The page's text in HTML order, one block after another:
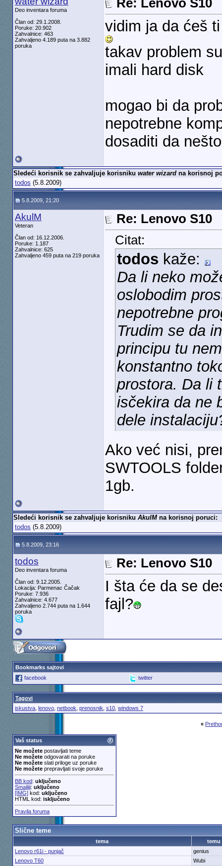
Deo inventara foruma
Član od: 29.1.2008.
Poruke: 20.902
Zahvalnice: 463
Zahvaljeno 4.189 puta na 3.882
poruka
Re: Lenovo S10
vidim ja da ćeš
takav problem
imali hard disk
mogao bi da
nepotrebne
dosaditi da
Sledeći korisnik se zahvaljuje korisniku water wizardna korisnoj
todos (5.8.2009)
5.8.2009, 21:20
AkulM
Veteran
Član od: 16.12.2006.
Poruke: 1.187
Zahvalnice: 625
Zahvaljeno 459 puta na 219 poruka
Re: Lenovo S10
Citat:
todos kaže:
Da li neko
oslobodim
nepotrebne
Trudim se da
principu tu
konstantno
prostora. Da li
isčekira da ne
dele
Ako već nisi,
SWTOOLS
1gb.
Sledeći korisnik se zahvaljuje korisniku AkulMna korisnoj poruci:
todos (5.8.2009)
5.8.2009, 23:16
todos
Deo inventara foruma
Član od: 9.12.2005.
Lokacija: Parmenac Čačak
Poruke: 7.936
Zahvalnice: 4.677
Zahvaljeno 2.744 puta na 1.644
poruka
Re: Lenovo S10
I šta će da se
fajl?
Bookmarks sajtovi
facebook
twitter
Tagovi
iskustva, lenovo, netbook prenosnik s10, windows 7
«
Vaš status
Ne možetepostavljati teme
Ne možeteodgovarati na poruke
Ne možeteslati priloge uz poruke
Ne možeteprepravljati svoje poruke
BB kod: uključeno
Smajliji: uključeno
[IMG]kod: uključeno
HTML kod: isključeno
Pravila foruma
Slične teme
tema
temu
Lenovo r61i - punjač
genius
Lenovo T60
Wubi